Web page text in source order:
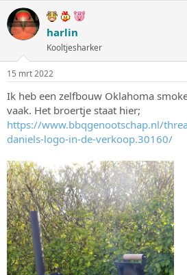
r
d
e
i
n
g
e
n
:
harlin
Kooltjesharker
15 mrt 2022
Ik heb een zelfbouw Oklahoma
vaak. Het broertje staat hier;
https://www.bbqgenootschap.nl/
daniels-logo-in-de-verkoop.30160/